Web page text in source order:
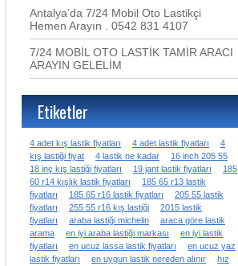
Antalya’da 7/24 Mobil Oto Lastikçi
Hemen Arayın . 0542 831 4107
7/24 MOBİL OTO LASTİK TAMİR ARACI
ARAYIN GELELİM
Etiketler
4 adet kış lastik fiyatları 4 adet lastik fiyatları
4
kış lastiği fiyat
4 lastik ne kadar
16 inch 205 55
18 inç kış lastiği fiyatları
19 jant lastik fiyatları
185
60 r14 kışlık lastik fiyatları
185 65 r13 lastik
fiyatları
185 65 r16 lastik fiyatları
205 55 lastik
fiyatları
255 55 r16 kış lastiği
2015 lastik
fiyatları
araba lastiği michelin
araca göre lastik
arama
en iyi araba lastiği markası
en iyi lastik
fiyatları
en ucuz lassa lastik fiyatları
en ucuz yaz
lastik fiyatları
en uygun lastik nereden alınır
hız